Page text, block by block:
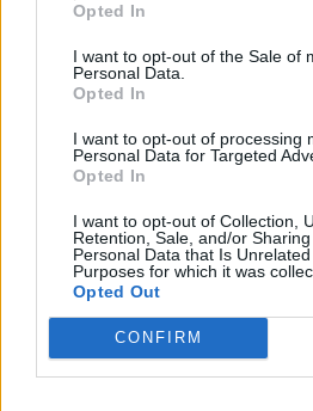
Opted In
I want to opt-out of the Sale of
Personal Data.
Opted In
I want to opt-out of processing
Personal Data for Targeted
Opted In
I want to opt-out of Collection,
Retention, Sale, and/or
Personal Data that Is
Purposes for which it was
Opted Out
CONFIRM